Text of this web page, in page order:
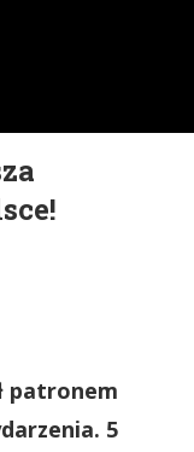
patronem
5